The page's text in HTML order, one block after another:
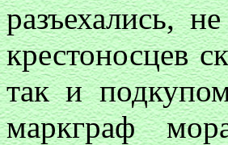
разъехались,
крестоносцев
так и
маркграф